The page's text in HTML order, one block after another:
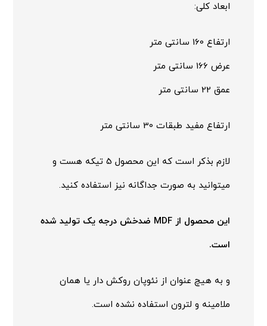
ابعاد کلی:
ارتفاع 160 سانتی متر
عرض 166 سانتی متر
عمق 22 سانتی متر
ارتفاع مفید طبقات 30 سانتی متر
لازم بذکر است که این محصول 5 تیکه هست و
میتوانید به صورت جداگانه نیز استفاده کنید.
این محصول از MDF ضدخش درجه یک تولید شده
است.
و به هیچ عنوان از نئوپان روکش دار یا همان
ملامینه و لترون استفاده نشده است.